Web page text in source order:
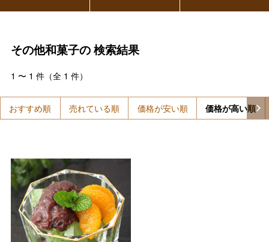
その他和菓子の検索結果
1 〜 1 件（全 1 件）
おすすめ順 売れている順 価格が安い順 価格が高い順